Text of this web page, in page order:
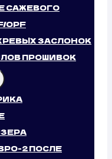
САЖЕВОГО
OPF
ЗАСЛОНОК
ПРОШИВОК
2 ПОСЛЕ